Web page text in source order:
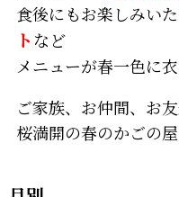
食後にもお楽しみい
ト など
メニューが春一色に衣
ご家族、お仲間、お
桜満開の春のかごの